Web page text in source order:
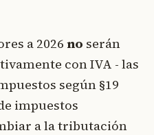
a 2026 no serán
con IVA - las
según §19
impuestos
a la tributación